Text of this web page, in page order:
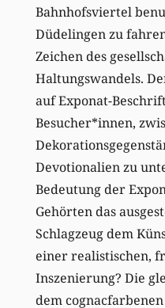
Bahnhofsviertel
Düdelingen zu
Zeichen des
Haltungswandels.
auf Exponat-
Besucher*innen,
Devotionalien zu
Bedeutung der
Gehörten das
Schlagzeug dem
einer realistischen,
Inszenierung? Die
dem